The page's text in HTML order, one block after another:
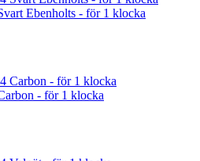
Ebenholts - för 1 klocka
- för 1 klocka